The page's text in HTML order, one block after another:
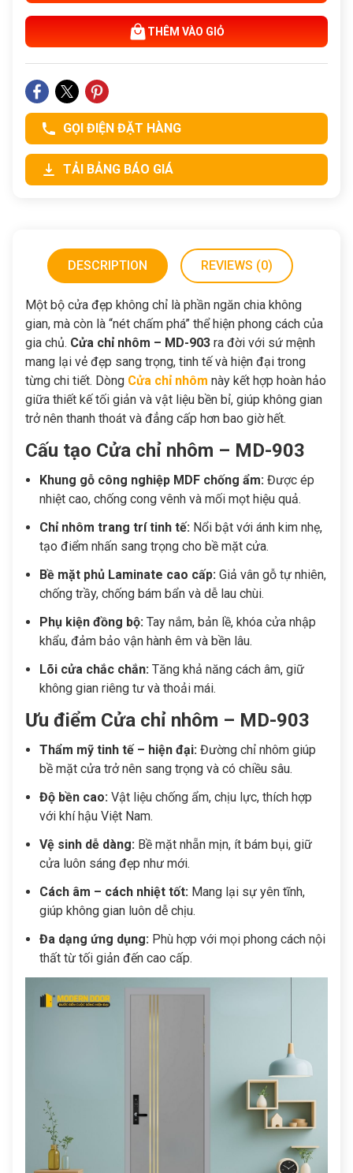
THÊM VÀO GIỎ
GỌI ĐIỆN ĐẶT HÀNG
TẢI BẢNG BÁO GIÁ
DESCRIPTION REVIEWS (0)
Một bộ cửa đẹp không chỉ là phần ngăn chia không
gian, mà còn là “nét chấm phá” thể hiện phong cách của
gia chủ. Cửa chỉ nhôm – MD-903 ra đời với sứ mệnh
mang lại vẻ đẹp sang trọng, tinh tế và hiện đại trong
từng chi tiết. Dòng Cửa chỉ nhôm này kết hợp hoàn hảo
giữa thiết kế tối giản và vật liệu bền bỉ, giúp không gian
trở nên thanh thoát và đẳng cấp hơn bao giờ hết.
Cấu tạo Cửa chỉ nhôm – MD-903
Khung gỗ công nghiệp MDF chống ẩm: Được ép
nhiệt cao, chống cong vênh và mối mọt hiệu quả.
Chỉ nhôm trang trí tinh tế: Nổi bật với ánh kim nhẹ,
tạo điểm nhấn sang trọng cho bề mặt cửa.
Bề mặt phủ Laminate cao cấp: Giả vân gỗ tự nhiên,
chống trầy, chống bám bẩn và dễ lau chùi.
Phụ kiện đồng bộ: Tay nắm, bản lề, khóa cửa nhập
khẩu, đảm bảo vận hành êm và bền lâu.
Lõi cửa chắc chắn: Tăng khả năng cách âm, giữ
không gian riêng tư và thoải mái.
Ưu điểm Cửa chỉ nhôm – MD-903
Thẩm mỹ tinh tế – hiện đại: Đường chỉ nhôm giúp
bề mặt cửa trở nên sang trọng và có chiều sâu.
Độ bền cao: Vật liệu chống ẩm, chịu lực, thích hợp
với khí hậu Việt Nam.
Vệ sinh dễ dàng: Bề mặt nhẵn mịn, ít bám bụi, giữ
cửa luôn sáng đẹp như mới.
Cách âm – cách nhiệt tốt: Mang lại sự yên tĩnh,
giúp không gian luôn dễ chịu.
Đa dạng ứng dụng: Phù hợp với mọi phong cách nội
thất từ tối giản đến cao cấp.